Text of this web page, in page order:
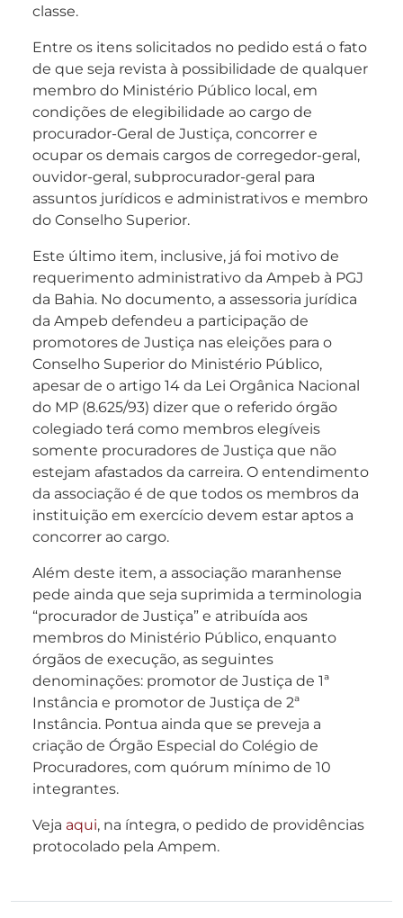
classe.
Entre os itens solicitados no pedido está o fato
de que seja revista à possibilidade de qualquer
membro do Ministério Público local, em
condições de elegibilidade ao cargo de
procurador-Geral de Justiça, concorrer e
ocupar os demais cargos de corregedor-geral,
ouvidor-geral, subprocurador-geral para
assuntos jurídicos e administrativos e membro
do Conselho Superior.
Este último item, inclusive, já foi motivo de
requerimento administrativo da Ampeb à PGJ
da Bahia. No documento, a assessoria jurídica
da Ampeb defendeu a participação de
promotores de Justiça nas eleições para o
Conselho Superior do Ministério Público,
apesar de o artigo 14 da Lei Orgânica Nacional
do MP (8.625/93) dizer que o referido órgão
colegiado terá como membros elegíveis
somente procuradores de Justiça que não
estejam afastados da carreira. O entendimento
da associação é de que todos os membros da
instituição em exercício devem estar aptos a
concorrer ao cargo.
Além deste item, a associação maranhense
pede ainda que seja suprimida a terminologia
“procurador de Justiça” e atribuída aos
membros do Ministério Público, enquanto
órgãos de execução, as seguintes
denominações: promotor de Justiça de 1ª
Instância e promotor de Justiça de 2ª
Instância. Pontua ainda que se preveja a
criação de Órgão Especial do Colégio de
Procuradores, com quórum mínimo de 10
integrantes.
Veja aqui, na íntegra, o pedido de providências
protocolado pela Ampem.